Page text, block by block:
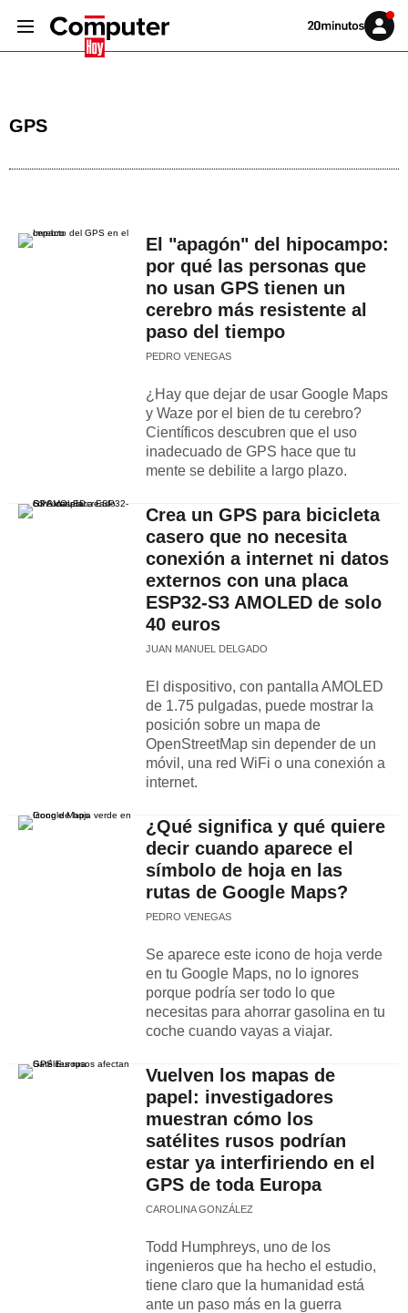
Volver
Iniciar
sesión
GPS
El "apagón" del hipocampo:
por qué las personas que
no usan GPS tienen un
cerebro más resistente al
paso del tiempo
PEDRO VENEGAS
¿Hay que dejar de usar Google Maps
y Waze por el bien de tu cerebro?
Científicos descubren que el uso
inadecuado de GPS hace que tu
mente se debilite a largo plazo.
Crea un GPS para bicicleta
casero que no necesita
conexión a internet ni datos
externos con una placa
ESP32-S3 AMOLED de solo
40 euros
JUAN MANUEL DELGADO
El dispositivo, con pantalla AMOLED
de 1.75 pulgadas, puede mostrar la
posición sobre un mapa de
OpenStreetMap sin depender de un
móvil, una red WiFi o una conexión a
internet.
¿Qué significa y qué quiere
decir cuando aparece el
símbolo de hoja en las
rutas de Google Maps?
PEDRO VENEGAS
Se aparece este icono de hoja verde
en tu Google Maps, no lo ignores
porque podría ser todo lo que
necesitas para ahorrar gasolina en tu
coche cuando vayas a viajar.
Vuelven los mapas de
papel: investigadores
muestran cómo los
satélites rusos podrían
estar ya interfiriendo en el
GPS de toda Europa
CAROLINA GONZÁLEZ
Todd Humphreys, uno de los
ingenieros que ha hecho el estudio,
tiene claro que la humanidad está
ante un paso más en la guerra